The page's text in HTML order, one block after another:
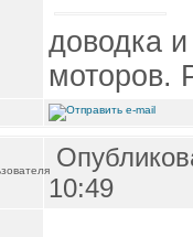
доводка
моторов.
10:49